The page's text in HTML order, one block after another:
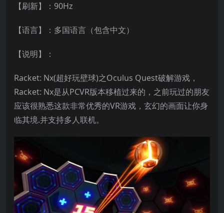
【刷新】：90Hz
【语言】：多国语言（包含中文）
【说明】：
Racket: Nx(超好玩壁球)之Oculus Quest破解游戏，
Racket: Nx是从PCVR版本移植过来的，之前玩过的朋友
应该很熟悉这款非常优秀的VR游戏，玄幻的画面让你身
临其境.并支持多人联机。